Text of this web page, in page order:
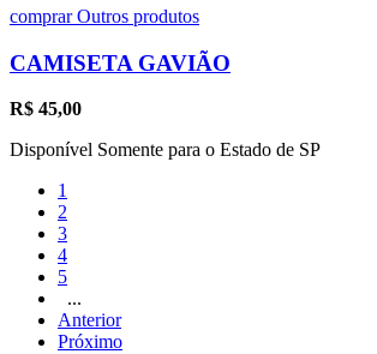
comprarOutros produtos
CAMISETA GAVIÃO
R$ 45,00
Disponível Somente para o Estado de SP
1
2
3
4
5
...
Anterior
Próximo